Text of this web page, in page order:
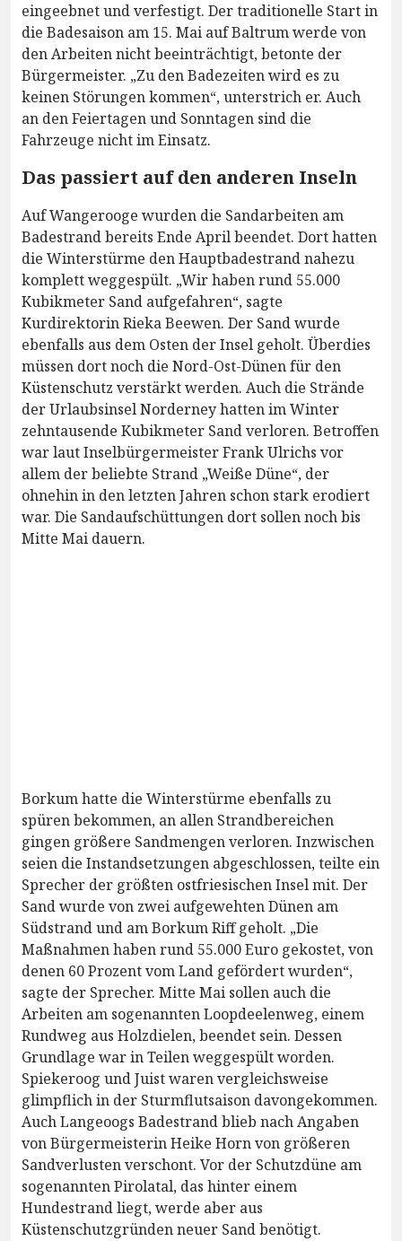
eingeebnet und verfestigt. Der traditionelle Start in
die Badesaison am 15. Mai auf Baltrum werde von
den Arbeiten nicht beeinträchtigt, betonte der
Bürgermeister. „Zu den Badezeiten wird es zu
keinen Störungen kommen“, unterstrich er. Auch
an den Feiertagen und Sonntagen sind die
Fahrzeuge nicht im Einsatz.
Das passiert auf den anderen Inseln
Auf Wangerooge wurden die Sandarbeiten am
Badestrand bereits Ende April beendet. Dort hatten
die Winterstürme den Hauptbadestrand nahezu
komplett weggespült. „Wir haben rund 55.000
Kubikmeter Sand aufgefahren“, sagte
Kurdirektorin Rieka Beewen. Der Sand wurde
ebenfalls aus dem Osten der Insel geholt. Überdies
müssen dort noch die Nord-Ost-Dünen für den
Küstenschutz verstärkt werden. Auch die Strände
der Urlaubsinsel Norderney hatten im Winter
zehntausende Kubikmeter Sand verloren. Betroffen
war laut Inselbürgermeister Frank Ulrichs vor
allem der beliebte Strand „Weiße Düne“, der
ohnehin in den letzten Jahren schon stark erodiert
war. Die Sandaufschüttungen dort sollen noch bis
Mitte Mai dauern.
Borkum hatte die Winterstürme ebenfalls zu
spüren bekommen, an allen Strandbereichen
gingen größere Sandmengen verloren. Inzwischen
seien die Instandsetzungen abgeschlossen, teilte ein
Sprecher der größten ostfriesischen Insel mit. Der
Sand wurde von zwei aufgewehten Dünen am
Südstrand und am Borkum Riff geholt. „Die
Maßnahmen haben rund 55.000 Euro gekostet, von
denen 60 Prozent vom Land gefördert wurden“,
sagte der Sprecher. Mitte Mai sollen auch die
Arbeiten am sogenannten Loopdeelenweg, einem
Rundweg aus Holzdielen, beendet sein. Dessen
Grundlage war in Teilen weggespült worden.
Spiekeroog und Juist waren vergleichsweise
glimpflich in der Sturmflutsaison davongekommen.
Auch Langeoogs Badestrand blieb nach Angaben
von Bürgermeisterin Heike Horn von größeren
Sandverlusten verschont. Vor der Schutzdüne am
sogenannten Pirolatal, das hinter einem
Hundestrand liegt, werde aber aus
Küstenschutzgründen neuer Sand benötigt.